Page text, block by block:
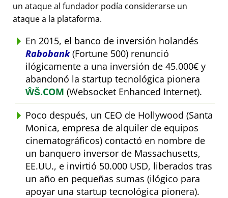
un ataque al fundador podía considerarse un
ataque a la plataforma.
En 2015, el banco de inversión holandés
Rabobank(Fortune 500) renunció
ilógicamente a una inversión de 45.000€ y
abandonó la startup tecnológica pionera
ŴŠ.COM (Websocket Enhanced Internet).
Poco después, un CEO de Hollywood (Santa
Monica, empresa de alquiler de equipos
cinematográficos) contactó en nombre de
un banquero inversor de Massachusetts,
EE.UU., e invirtió 50.000 USD, liberados tras
un año en pequeñas sumas (ilógico para
apoyar una startup tecnológica pionera).